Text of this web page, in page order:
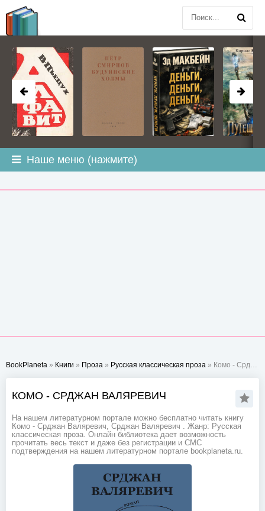
Наше меню (нажмите)
BookPlaneta » Книги » Проза » Русская классическая проза » Комо - Срджан Валяревич
КОМО - СРДЖАН ВАЛЯРЕВИЧ
На нашем литературном портале можно бесплатно читать книгу
Комо - Срджан Валяревич, Срджан Валяревич . Жанр: Русская
классическая проза. Онлайн библиотека дает возможность
прочитать весь текст и даже без регистрации и СМС
подтверждения на нашем литературном портале bookplaneta.ru.
BOOKPLANETA.COM